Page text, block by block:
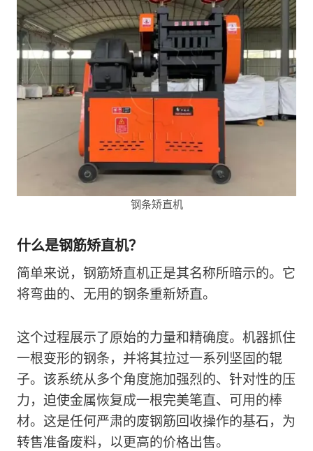
钢条矫直机
什么是钢筋矫直机？
简单来说，钢筋矫直机正是其名称所暗示的。它
将弯曲的、无用的钢条重新矫直。
这个过程展示了原始的力量和精确度。机器抓住
一根变形的钢条，并将其拉过一系列坚固的辊
子。该系统从多个角度施加强烈的、针对性的压
力，迫使金属恢复成一根完美笔直、可用的棒
材。这是任何严肃的废钢筋回收操作的基石，为
转售准备废料，以更高的价格出售。